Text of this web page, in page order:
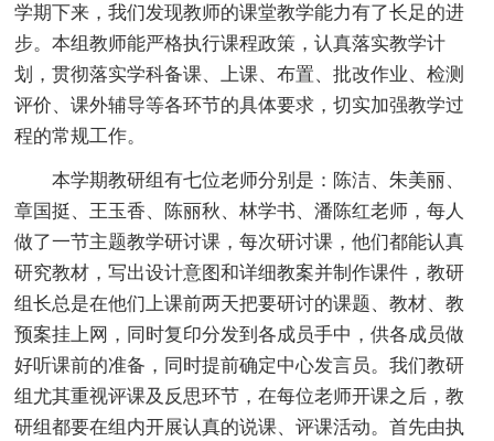
学期下来，我们发现教师的课堂教学能力有了长足的进
步。本组教师能严格执行课程政策，认真落实教学计
划，贯彻落实学科备课、上课、布置、批改作业、检测
评价、课外辅导等各环节的具体要求，切实加强教学过
程的常规工作。
本学期教研组有七位老师分别是：陈洁、朱美丽、
章国挺、王玉香、陈丽秋、林学书、潘陈红老师，每人
做了一节主题教学研讨课，每次研讨课，他们都能认真
研究教材，写出设计意图和详细教案并制作课件，教研
组长总是在他们上课前两天把要研讨的课题、教材、教
预案挂上网，同时复印分发到各成员手中，供各成员做
好听课前的准备，同时提前确定中心发言员。我们教研
组尤其重视评课及反思环节，在每位老师开课之后，教
研组都要在组内开展认真的说课、评课活动。首先由执